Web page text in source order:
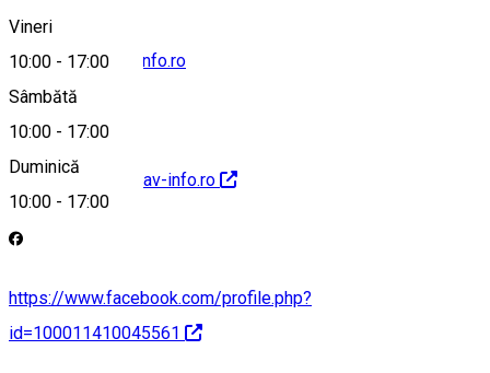
Vineri
10:00 - 17:00
Sâmbătă
10:00 - 17:00
Duminică
10:00 - 17:00
office@ghimbav-info.ro
http://www.ghimbav-info.ro
https://www.facebook.com/profile.php?
id=100011410045561